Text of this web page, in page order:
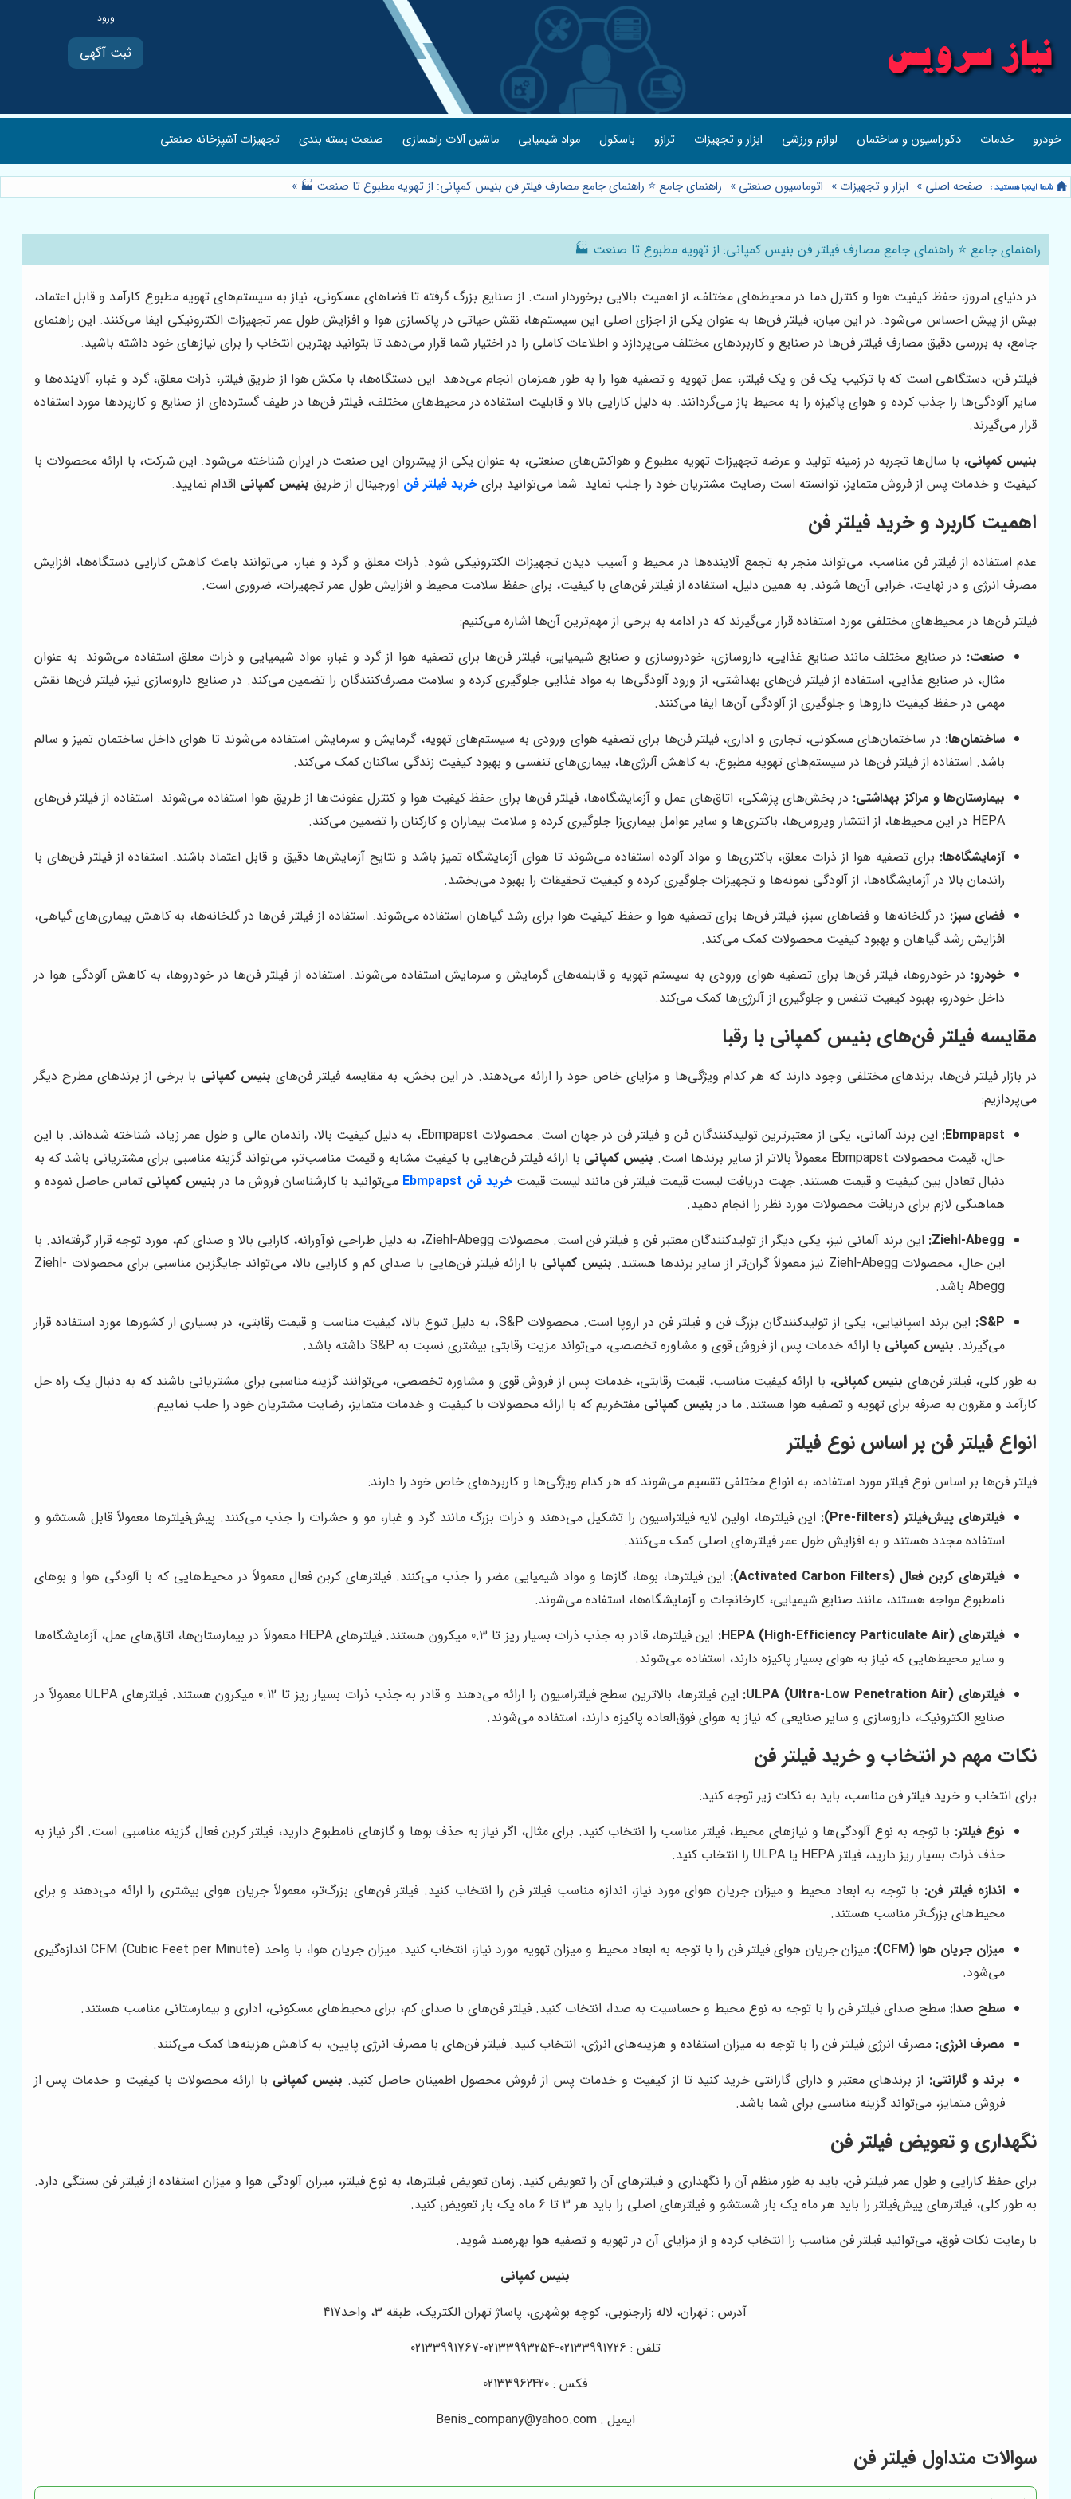
ثبت آگهی
خودرو خدمات دکوراسیون و ساختمان لوازم ورزشی ابزار و تجهیزات ترازو باسکول مواد شیمیایی ماشین آلات راهسازی صنعت بسته بندی تجهیزات آشپزخانه صنعتی
صفحه اصلی » ابزار و تجهیزات » اتوماسیون صنعتی » راهنمای جامع ⭐️ راهنمای جامع مصارف فیلتر فن بنیس کمپانی: از تهویه مطبوع تا صنعت 🏭 »
راهنمای جامع ⭐️ راهنمای جامع مصارف فیلتر فن بنیس کمپانی: از تهویه مطبوع تا صنعت 🏭
در دنیای امروز، حفظ کیفیت هوا و کنترل دما در محیط‌های مختلف، از اهمیت بالایی برخوردار است. از صنایع بزرگ گرفته تا فضاهای مسکونی، نیاز به سیستم‌های تهویه مطبوع کارآمد و قابل اعتماد،
بیش از پیش احساس می‌شود. در این میان، فیلتر فن‌ها به عنوان یکی از اجزای اصلی این سیستم‌ها، نقش حیاتی در پاکسازی هوا و افزایش طول عمر تجهیزات الکترونیکی ایفا می‌کنند. این راهنمای
جامع، به بررسی دقیق مصارف فیلتر فن‌ها در صنایع و کاربردهای مختلف می‌پردازد و اطلاعات کاملی را در اختیار شما قرار می‌دهد تا بتوانید بهترین انتخاب را برای نیازهای خود داشته باشید.
فیلتر فن، دستگاهی است که با ترکیب یک فن و یک فیلتر، عمل تهویه و تصفیه هوا را به طور همزمان انجام می‌دهد. این دستگاه‌ها، با مکش هوا از طریق فیلتر، ذرات معلق، گرد و غبار، آلاینده‌ها و
سایر آلودگی‌ها را جذب کرده و هوای پاکیزه را به محیط باز می‌گردانند. به دلیل کارایی بالا و قابلیت استفاده در محیط‌های مختلف، فیلتر فن‌ها در طیف گسترده‌ای از صنایع و کاربردها مورد استفاده
قرار می‌گیرند.
بنیس کمپانی، با سال‌ها تجربه در زمینه تولید و عرضه تجهیزات تهویه مطبوع و هواکش‌های صنعتی، به عنوان یکی از پیشروان این صنعت در ایران شناخته می‌شود. این شرکت، با ارائه محصولات با
کیفیت و خدمات پس از فروش متمایز، توانسته است رضایت مشتریان خود را جلب نماید. شما می‌توانید برای خرید فیلتر فن اورجینال از طریق بنیس کمپانی اقدام نمایید.
اهمیت کاربرد و خرید فیلتر فن
عدم استفاده از فیلتر فن مناسب، می‌تواند منجر به تجمع آلاینده‌ها در محیط و آسیب دیدن تجهیزات الکترونیکی شود. ذرات معلق و گرد و غبار، می‌توانند باعث کاهش کارایی دستگاه‌ها، افزایش
مصرف انرژی و در نهایت، خرابی آن‌ها شوند. به همین دلیل، استفاده از فیلتر فن‌های با کیفیت، برای حفظ سلامت محیط و افزایش طول عمر تجهیزات، ضروری است.
فیلتر فن‌ها در محیط‌های مختلفی مورد استفاده قرار می‌گیرند که در ادامه به برخی از مهم‌ترین آن‌ها اشاره می‌کنیم:
صنعت: در صنایع مختلف مانند صنایع غذایی، داروسازی، خودروسازی و صنایع شیمیایی، فیلتر فن‌ها برای تصفیه هوا از گرد و غبار، مواد شیمیایی و ذرات معلق استفاده می‌شوند. به عنوان
مثال، در صنایع غذایی، استفاده از فیلتر فن‌های بهداشتی، از ورود آلودگی‌ها به مواد غذایی جلوگیری کرده و سلامت مصرف‌کنندگان را تضمین می‌کند. در صنایع داروسازی نیز، فیلتر فن‌ها نقش
مهمی در حفظ کیفیت داروها و جلوگیری از آلودگی آن‌ها ایفا می‌کنند.
ساختمان‌ها: در ساختمان‌های مسکونی، تجاری و اداری، فیلتر فن‌ها برای تصفیه هوای ورودی به سیستم‌های تهویه، گرمایش و سرمایش استفاده می‌شوند تا هوای داخل ساختمان تمیز و سالم
باشد. استفاده از فیلتر فن‌ها در سیستم‌های تهویه مطبوع، به کاهش آلرژی‌ها، بیماری‌های تنفسی و بهبود کیفیت زندگی ساکنان کمک می‌کند.
بیمارستان‌ها و مراکز بهداشتی: در بخش‌های پزشکی، اتاق‌های عمل و آزمایشگاه‌ها، فیلتر فن‌ها برای حفظ کیفیت هوا و کنترل عفونت‌ها از طریق هوا استفاده می‌شوند. استفاده از فیلتر فن‌های
HEPA در این محیط‌ها، از انتشار ویروس‌ها، باکتری‌ها و سایر عوامل بیماری‌زا جلوگیری کرده و سلامت بیماران و کارکنان را تضمین می‌کند.
آزمایشگاه‌ها: برای تصفیه هوا از ذرات معلق، باکتری‌ها و مواد آلوده استفاده می‌شوند تا هوای آزمایشگاه تمیز باشد و نتایج آزمایش‌ها دقیق و قابل اعتماد باشند. استفاده از فیلتر فن‌های با
راندمان بالا در آزمایشگاه‌ها، از آلودگی نمونه‌ها و تجهیزات جلوگیری کرده و کیفیت تحقیقات را بهبود می‌بخشد.
فضای سبز: در گلخانه‌ها و فضاهای سبز، فیلتر فن‌ها برای تصفیه هوا و حفظ کیفیت هوا برای رشد گیاهان استفاده می‌شوند. استفاده از فیلتر فن‌ها در گلخانه‌ها، به کاهش بیماری‌های گیاهی،
افزایش رشد گیاهان و بهبود کیفیت محصولات کمک می‌کند.
خودرو: در خودروها، فیلتر فن‌ها برای تصفیه هوای ورودی به سیستم تهویه و قابلمه‌های گرمایش و سرمایش استفاده می‌شوند. استفاده از فیلتر فن‌ها در خودروها، به کاهش آلودگی هوا در
داخل خودرو، بهبود کیفیت تنفس و جلوگیری از آلرژی‌ها کمک می‌کند.
مقایسه فیلتر فن‌های بنیس کمپانی با رقبا
در بازار فیلتر فن‌ها، برندهای مختلفی وجود دارند که هر کدام ویژگی‌ها و مزایای خاص خود را ارائه می‌دهند. در این بخش، به مقایسه فیلتر فن‌های بنیس کمپانی با برخی از برندهای مطرح دیگر
می‌پردازیم:
Ebmpapst:
این برند آلمانی، یکی از معتبرترین تولیدکنندگان فن و فیلتر فن در جهان است. محصولات Ebmpapst، به دلیل کیفیت بالا، راندمان عالی و طول عمر زیاد، شناخته شده‌اند. با این
حال، قیمت محصولات Ebmpapst معمولاً بالاتر از سایر برندها است.
بنیس کمپانی با ارائه فیلتر فن‌هایی با کیفیت مشابه و قیمت مناسب‌تر، می‌تواند گزینه مناسبی برای مشتریانی باشد که به
دنبال تعادل بین کیفیت و قیمت هستند. جهت دریافت لیست قیمت فیلتر فن مانند لیست قیمت خرید فن Ebmpapst می‌توانید با کارشناسان فروش ما در بنیس کمپانی تماس حاصل نموده و
هماهنگی لازم برای دریافت محصولات مورد نظر را انجام دهید.
Ziehl-Abegg:
این برند آلمانی نیز، یکی دیگر از تولیدکنندگان معتبر فن و فیلتر فن است. محصولات Ziehl-Abegg، به دلیل طراحی نوآورانه، کارایی بالا و صدای کم، مورد توجه قرار گرفته‌اند. با
این حال، محصولات Ziehl-Abegg نیز معمولاً گران‌تر از سایر برندها هستند.
بنیس کمپانی
با ارائه فیلتر فن‌هایی با صدای کم و کارایی بالا، می‌تواند جایگزین مناسبی برای محصولات Ziehl-
Abegg باشد.
S&P:
این برند اسپانیایی، یکی از تولیدکنندگان بزرگ فن و فیلتر فن در اروپا است. محصولات S&P، به دلیل تنوع بالا، کیفیت مناسب و قیمت رقابتی، در بسیاری از کشورها مورد استفاده قرار
می‌گیرند. بنیس کمپانی با ارائه خدمات پس از فروش قوی و مشاوره تخصصی، می‌تواند مزیت رقابتی بیشتری نسبت به S&P داشته باشد.
به طور کلی، فیلتر فن‌های بنیس کمپانی، با ارائه کیفیت مناسب، قیمت رقابتی، خدمات پس از فروش قوی و مشاوره تخصصی، می‌توانند گزینه مناسبی برای مشتریانی باشند که به دنبال یک راه حل
کارآمد و مقرون به صرفه برای تهویه و تصفیه هوا هستند. ما در بنیس کمپانی مفتخریم که با ارائه محصولات با کیفیت و خدمات متمایز، رضایت مشتریان خود را جلب نماییم.
انواع فیلتر فن بر اساس نوع فیلتر
فیلتر فن‌ها بر اساس نوع فیلتر مورد استفاده، به انواع مختلفی تقسیم می‌شوند که هر کدام ویژگی‌ها و کاربردهای خاص خود را دارند:
فیلترهای پیش‌فیلتر (Pre-filters):
این فیلترها، اولین لایه فیلتراسیون را تشکیل می‌دهند و ذرات بزرگ مانند گرد و غبار، مو و حشرات را جذب می‌کنند. پیش‌فیلترها معمولاً قابل شستشو و
استفاده مجدد هستند و به افزایش طول عمر فیلترهای اصلی کمک می‌کنند.
فیلترهای کربن فعال (Activated Carbon Filters):
این فیلترها، بوها، گازها و مواد شیمیایی مضر را جذب می‌کنند. فیلترهای کربن فعال معمولاً در محیط‌هایی که با آلودگی هوا و بوهای
نامطبوع مواجه هستند، مانند صنایع شیمیایی، کارخانجات و آزمایشگاه‌ها، استفاده می‌شوند.
فیلترهای HEPA (High-Efficiency Particulate Air):
این فیلترها، قادر به جذب ذرات بسیار ریز تا 0.3 میکرون هستند. فیلترهای HEPA معمولاً در بیمارستان‌ها، اتاق‌های عمل، آزمایشگاه‌ها
و سایر محیط‌هایی که نیاز به هوای بسیار پاکیزه دارند، استفاده می‌شوند.
فیلترهای ULPA (Ultra-Low Penetration Air):
این فیلترها، بالاترین سطح فیلتراسیون را ارائه می‌دهند و قادر به جذب ذرات بسیار ریز تا 0.12 میکرون هستند. فیلترهای ULPA معمولاً در
صنایع الکترونیک، داروسازی و سایر صنایعی که نیاز به هوای فوق‌العاده پاکیزه دارند، استفاده می‌شوند.
نکات مهم در انتخاب و خرید فیلتر فن
برای انتخاب و خرید فیلتر فن مناسب، باید به نکات زیر توجه کنید:
نوع فیلتر: با توجه به نوع آلودگی‌ها و نیازهای محیط، فیلتر مناسب را انتخاب کنید. برای مثال، اگر نیاز به حذف بوها و گازهای نامطبوع دارید، فیلتر کربن فعال گزینه مناسبی است. اگر نیاز به
حذف ذرات بسیار ریز دارید، فیلتر HEPA یا ULPA را انتخاب کنید.
اندازه فیلتر فن: با توجه به ابعاد محیط و میزان جریان هوای مورد نیاز، اندازه مناسب فیلتر فن را انتخاب کنید. فیلتر فن‌های بزرگ‌تر، معمولاً جریان هوای بیشتری را ارائه می‌دهند و برای
محیط‌های بزرگ‌تر مناسب هستند.
میزان جریان هوا (CFM):
میزان جریان هوای فیلتر فن را با توجه به ابعاد محیط و میزان تهویه مورد نیاز، انتخاب کنید. میزان جریان هوا، با واحد CFM (Cubic Feet per Minute) اندازه‌گیری
می‌شود.
سطح صدا: سطح صدای فیلتر فن را با توجه به نوع محیط و حساسیت به صدا، انتخاب کنید. فیلتر فن‌های با صدای کم، برای محیط‌های مسکونی، اداری و بیمارستانی مناسب هستند.
مصرف انرژی: مصرف انرژی فیلتر فن را با توجه به میزان استفاده و هزینه‌های انرژی، انتخاب کنید. فیلتر فن‌های با مصرف انرژی پایین، به کاهش هزینه‌ها کمک می‌کنند.
برند و گارانتی: از برندهای معتبر و دارای گارانتی خرید کنید تا از کیفیت و خدمات پس از فروش محصول اطمینان حاصل کنید. بنیس کمپانی با ارائه محصولات با کیفیت و خدمات پس از
فروش متمایز، می‌تواند گزینه مناسبی برای شما باشد.
نگهداری و تعویض فیلتر فن
برای حفظ کارایی و طول عمر فیلتر فن، باید به طور منظم آن را نگهداری و فیلترهای آن را تعویض کنید. زمان تعویض فیلترها، به نوع فیلتر، میزان آلودگی هوا و میزان استفاده از فیلتر فن بستگی دارد.
به طور کلی، فیلترهای پیش‌فیلتر را باید هر ماه یک بار شستشو و فیلترهای اصلی را باید هر 3 تا 6 ماه یک بار تعویض کنید.
با رعایت نکات فوق، می‌توانید فیلتر فن مناسب را انتخاب کرده و از مزایای آن در تهویه و تصفیه هوا بهره‌مند شوید.
بنیس کمپانی
آدرس : تهران، لاله زارجنوبی، کوچه بوشهری، پاساژ تهران الکتریک، طبقه 3، واحد417
تلفن : 02133991726-02133993254-02133991767
فکس : 02133962420
ایمیل : Benis_company@yahoo.com
سوالات متداول فیلتر فن